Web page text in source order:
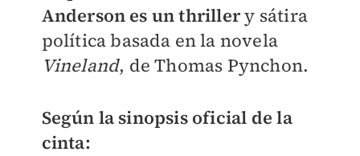
Anderson es un thrillery sátira
política basada en la novela
Vineland, de Thomas Pynchon.
Según la sinopsis oficial de la
cinta: